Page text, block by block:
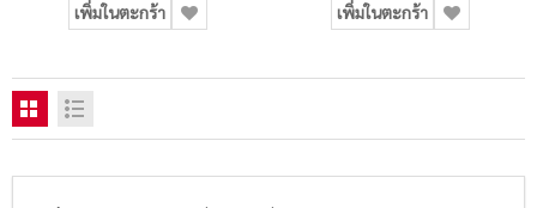
เพิ่มในตะกร้า เพิ่มในตะกร้า